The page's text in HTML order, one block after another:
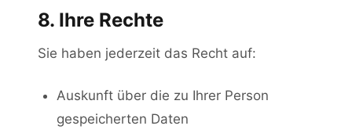
8. Ihre Rechte
Sie haben jederzeit das Recht auf:
Auskunft über die zu Ihrer Person
gespeicherten Daten